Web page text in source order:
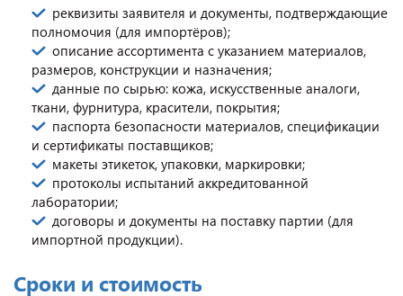
реквизиты заявителя и документы, подтверждающие
полномочия (для импортёров);
описание ассортимента с указанием материалов,
размеров, конструкции и назначения;
данные по сырью: кожа, искусственные аналоги,
ткани, фурнитура, красители, покрытия;
паспорта безопасности материалов, спецификации
и сертификаты поставщиков;
макеты этикеток, упаковки, маркировки;
протоколы испытаний аккредитованной
лаборатории;
договоры и документы на поставку партии (для
импортной продукции).
Сроки и стоимость